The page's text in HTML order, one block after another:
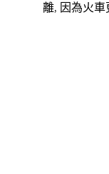
離, 因為火車